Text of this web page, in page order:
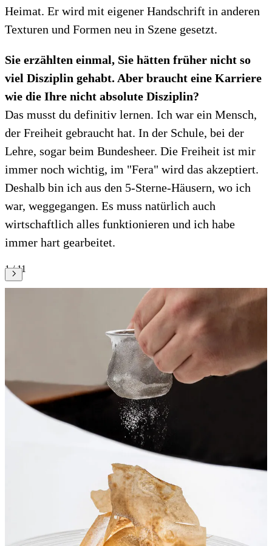
Heimat. Er wird mit eigener Handschrift in anderen
Texturen und Formen neu in Szene gesetzt.
Sie erzählten einmal, Sie hätten früher nicht so
viel Disziplin gehabt. Aber braucht eine Karriere
wie die Ihre nicht absolute Disziplin?
Das musst du definitiv lernen. Ich war ein Mensch,
der Freiheit gebraucht hat. In der Schule, bei der
Lehre, sogar beim Bundesheer. Die Freiheit ist mir
immer noch wichtig, im "Fera" wird das akzeptiert.
Deshalb bin ich aus den 5-Sterne-Häusern, wo ich
war, weggegangen. Es muss natürlich auch
wirtschaftlich alles funktionieren und ich habe
immer hart gearbeitet.
1 / 11